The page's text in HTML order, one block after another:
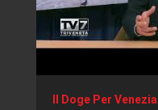
Il Doge Per Venezia